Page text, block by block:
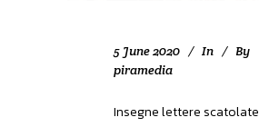
5 June 2020 In
By
piramedia
Insegne lettere scatolate